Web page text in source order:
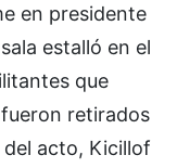
en presidente
estalló en el
que
retirados
acto, Kicillof